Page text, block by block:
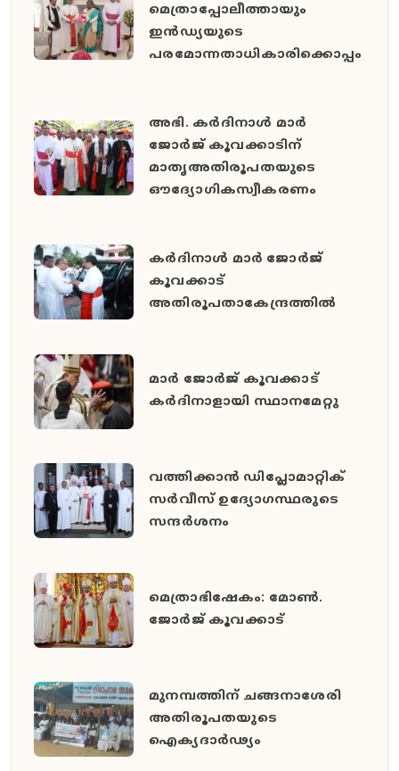
മെത്രാപ്പോലീത്തായും
ഇൻഡ്യയുടെ
പരമോന്നതാധികാരിക്കൊപ്പം
അഭി. കർദിനാൾ മാർ
ജോർജ് കൂവക്കാടിന്
മാതൃഅതിരൂപതയുടെ
ഔദ്യോഗികസ്വീകരണം
കർദിനാൾ മാർ ജോർജ്
കൂവക്കാട്
അതിരൂപതാകേന്ദ്രത്തിൽ
മാർ ജോർജ് കൂവക്കാട്
കർദിനാളായി സ്ഥാനമേറ്റു
വത്തിക്കാൻ ഡിപ്ലോമാറ്റിക്
സർവീസ് ഉദ്യോഗസ്ഥരുടെ
സന്ദർശനം
മെത്രാഭിഷേകം: മോൺ.
ജോർജ് കൂവക്കാട്
മുനമ്പത്തിന് ചങ്ങനാശേരി
അതിരൂപതയുടെ
ഐക്യദാർഢ്യം